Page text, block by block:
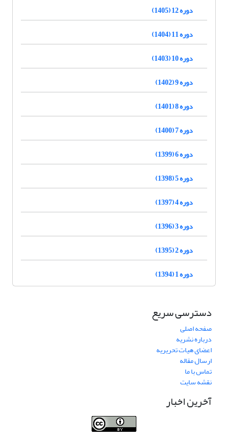
دوره 12 (1405)
دوره 11 (1404)
دوره 10 (1403)
دوره 9 (1402)
دوره 8 (1401)
دوره 7 (1400)
دوره 6 (1399)
دوره 5 (1398)
دوره 4 (1397)
دوره 3 (1396)
دوره 2 (1395)
دوره 1 (1394)
دسترسی سریع
صفحه اصلی
درباره نشریه
اعضای هیات تحریریه
ارسال مقاله
تماس با ما
نقشه سایت
آخرین اخبار